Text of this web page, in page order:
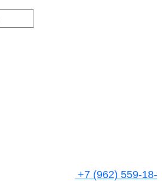
+7 (962) 559-18-